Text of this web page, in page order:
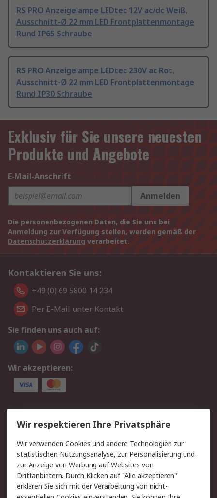
RS PRO Anzeigelampe LEDtec 12V ac/dc Weiß,
Ausschnitt-Ø 22 mm LED Frontplattenmontage
Rund IP65 Schraube
RS PRO Anzeigelampe LEDtec 230V ac Rot,
Ausschnitt-Ø 22 mm LED Frontplattenmontage
Rund IP30 Schraube
Exklusiv für Sie unsere neuesten
Produkte und Angebote
E-Mail-Anschrift
Anmelden
Die personenbezogenen Daten, die Sie uns bei
Anmeldung zur Verfügung stellen, werden gemäß der
Datenschutzerklärung verarbeitet.
Kontaktieren Sie uns:
+49 (0) 69 5800 14 234
Per E-Mail unter Kontakt
Sie finden uns auch auf:
Wir akzeptieren:
Service
Value Added Services
Lieferlösungen
Rücksendungen
Kontakt
Hilfe
Privatkunden
Rechtliches
Wir respektieren Ihre Privatsphäre
Wir verwenden Cookies und andere Technologien zur
statistischen Nutzungsanalyse, zur Personalisierung und
zur Anzeige von Werbung auf Websites von
Drittanbietern. Durch Klicken auf "Alle akzeptieren"
erklären Sie sich mit der Verarbeitung von nicht-